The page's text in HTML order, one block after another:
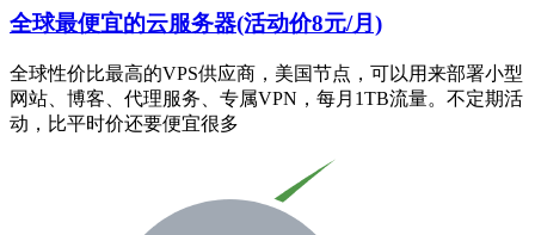
全球最便宜的云服务器(活动价8元/月)
全球性价比最高的VPS供应商，美国节点，可以用来部署小型
网站、博客、代理服务、专属VPN，每月1TB流量。不定期活
动，比平时价还要便宜很多